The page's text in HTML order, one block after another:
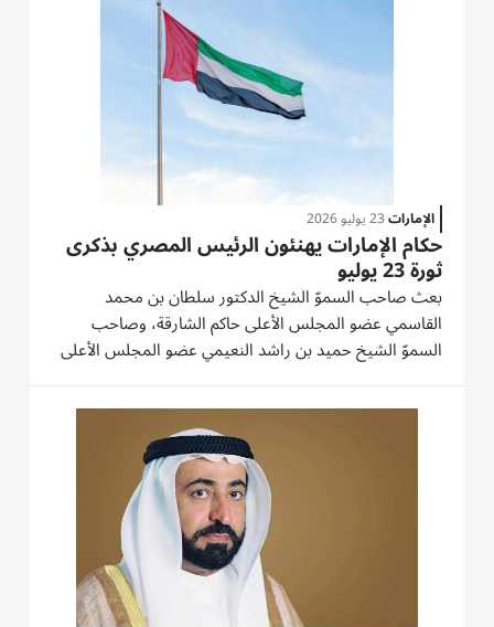
الإمارات23 يوليو 2026
حكام الإمارات يهنئون الرئيس المصري بذكرى
ثورة 23 يوليو
بعث صاحب السموّ الشيخ الدكتور سلطان بن محمد
القاسمي عضو المجلس الأعلى حاكم الشارقة، وصاحب
السموّ الشيخ حميد بن راشد النعيمي عضو المجلس الأعلى
حاكم عجمان، وصاحب السموّ الشيخ حمد بن محمد الشرقي
عضو المجلس الأعلى حاكم الفجيرة، وصاحب السموّ الشيخ